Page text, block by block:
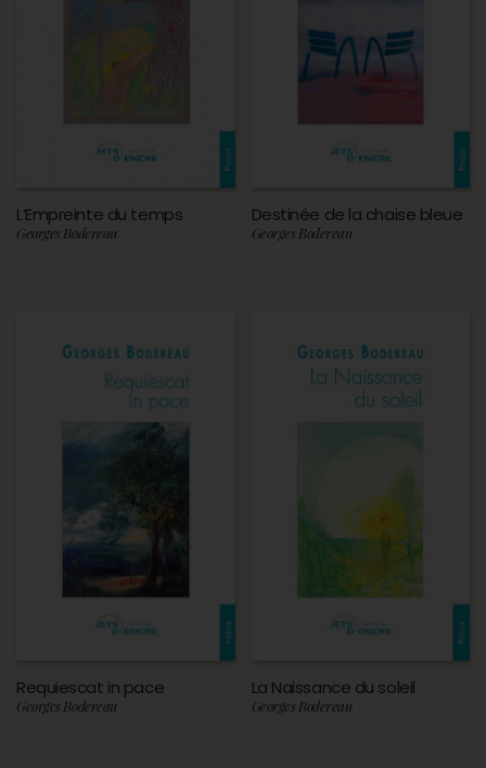
L’Empreinte du temps
Georges Bodereau
Destinée de la chaise bleue
Georges Bodereau
Requiescat in pace
Georges Bodereau
La Naissance du soleil
Georges Bodereau